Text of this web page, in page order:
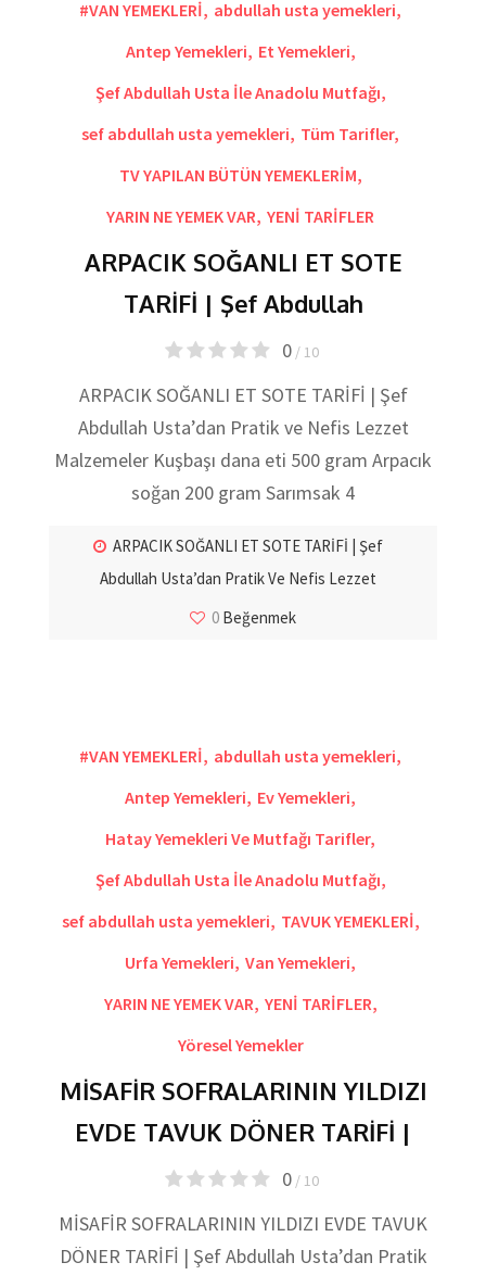
#VAN YEMEKLERİ, abdullah usta yemekleri,
Antep Yemekleri, Et Yemekleri,
Şef Abdullah Usta İle Anadolu Mutfağı,
sef abdullah usta yemekleri, Tüm Tarifler,
TV YAPILAN BÜTÜN YEMEKLERİM,
YARIN NE YEMEK VAR, YENİ TARİFLER
ARPACIK SOĞANLI ET SOTE
TARİFİ | Şef Abdullah
0/ 10
ARPACIK SOĞANLI ET SOTE TARİFİ | Şef
Abdullah Usta’dan Pratik ve Nefis Lezzet
Malzemeler Kuşbaşı dana eti 500 gram Arpacık
soğan 200 gram Sarımsak 4
ARPACIK SOĞANLI ET SOTE TARİFİ | Şef
Abdullah Usta’dan Pratik Ve Nefis Lezzet
0 Beğenmek
#VAN YEMEKLERİ, abdullah usta yemekleri,
Antep Yemekleri, Ev Yemekleri,
Hatay Yemekleri Ve Mutfağı Tarifler,
Şef Abdullah Usta İle Anadolu Mutfağı,
sef abdullah usta yemekleri, TAVUK YEMEKLERİ,
Urfa Yemekleri, Van Yemekleri,
YARIN NE YEMEK VAR, YENİ TARİFLER,
Yöresel Yemekler
MİSAFİR SOFRALARININ YILDIZI
EVDE TAVUK DÖNER TARİFİ |
0/ 10
MİSAFİR SOFRALARININ YILDIZI EVDE TAVUK
DÖNER TARİFİ | Şef Abdullah Usta’dan Pratik